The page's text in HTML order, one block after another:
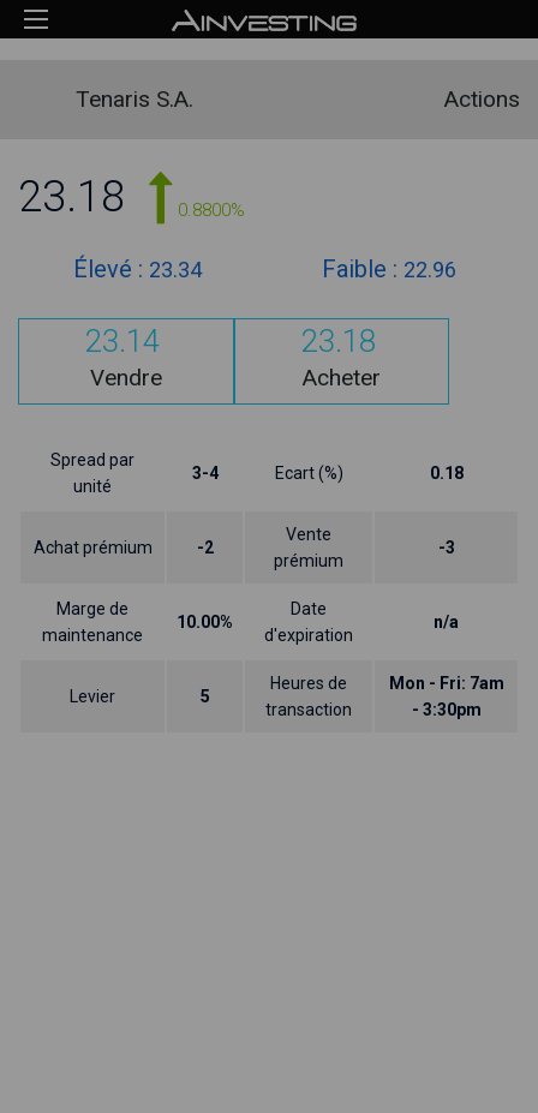
Tenaris S.A. Actions
23.18 0.8800%
Élevé : 23.34 Faible : 22.96
23.14
Vendre
23.18
Acheter
Spread par
unité
3-4 Ecart (%) 0.18
Achat prémium -2
Vente
prémium
-3
Marge de
maintenance
10.00%
Date
d'expiration
n/a
Levier 5
Heures de
transaction
Mon - Fri: 7am
- 3:30pm